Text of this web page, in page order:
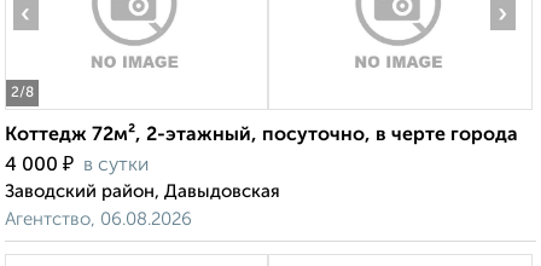
2/8
‹ ›
Коттедж 72м², 2-этажный, посуточно, в черте города
4 000 ₽ в сутки
Заводский район, Давыдовская
Агентство, 06.08.2026